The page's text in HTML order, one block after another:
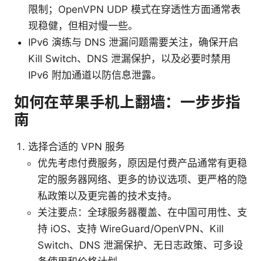
限制；OpenVPN UDP 模式在穿透性方面通常表
现稳健，但相对慢一些。
IPv6 演练与 DNS 泄漏问题需要关注，确保开启
Kill Switch、DNS 泄漏保护，以及必要时禁用
IPv6 附加通道以防信息泄露。
如何在苹果手机上翻墙：一步步指
南
选择合适的 VPN 服务
优先考虑付费服务，原因是付费产品通常有更稳
定的服务器网络、更多的协议选项、更严格的隐
私政策以及更完善的技术支持。
关注要点：全球服务器覆盖、在中国可用性、支
持 iOS、支持 WireGuard/OpenVPN、Kill
Switch、DNS 泄漏保护、无日志政策、可多设